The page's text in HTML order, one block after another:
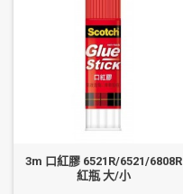
3m 口紅膠 6521R/6521/6808R
紅瓶 大/小